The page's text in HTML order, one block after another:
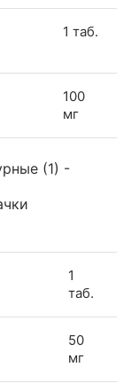
1 таб.
100
мг
(1) -
1
таб.
50
мг